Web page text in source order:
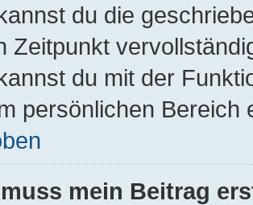
du die
Zeitpunkt
du mit der
persönlichen Bereich
mein Beitrag